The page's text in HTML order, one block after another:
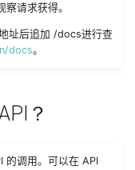
请求获得。
址后追加 /docs进行查
docs。
？
的调用。可以在 API